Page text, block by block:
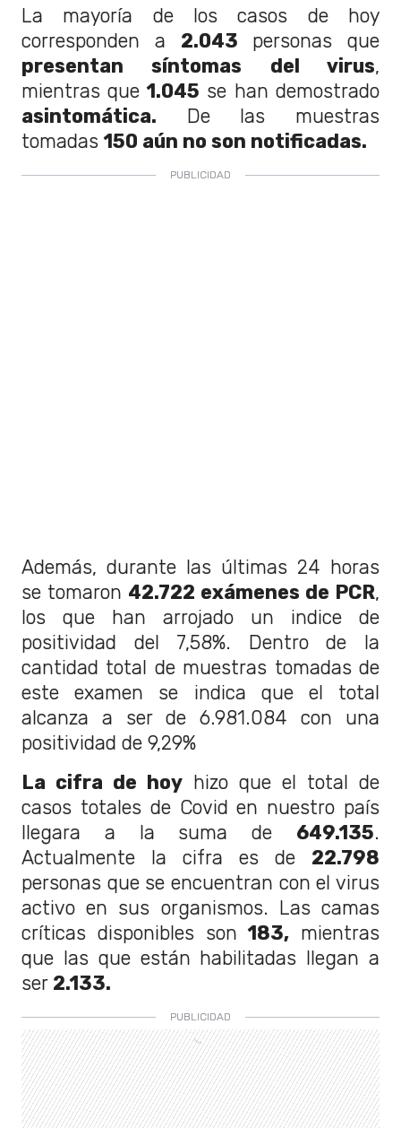
La mayoría de los casos de hoy
corresponden a 2.043 personas que
presentan síntomas del virus,
mientras que 1.045 se han demostrado
asintomática. De las muestras
tomadas150 aún no son notificadas.
Además, durante las últimas 24 horas
se tomaron 42.722 exámenes de PCR,
los que han arrojado un indice de
positividad del 7,58%. Dentro de la
cantidad total de muestras tomadas de
este examen se indica que el total
alcanza a ser de 6.981.084 con una
positividad de 9,29%
La cifra de hoy hizo que el total de
casos totales de Covid en nuestro país
llegara a la suma de 649.135.
Actualmente la cifra es de 22.798
personas que se encuentran con el virus
activo en sus organismos. Las camas
críticas disponibles son183, mientras
que las que están habilitadas llegan a
ser 2.133.